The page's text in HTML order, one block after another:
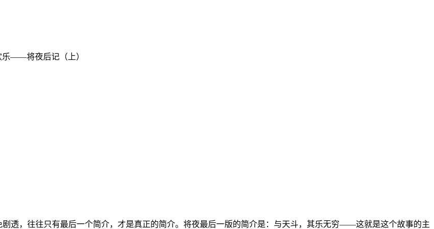
乐——将夜后记（上）
透，往往只有最后一个简介，才是真正的简介。将夜最后一版的简介是：与天斗，其乐无穷——这就是这个故事的主